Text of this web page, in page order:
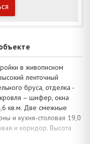
в живописном
ленточный
бруса, отделка -
– шифер, окна
кв.м. Две смежные
и кухня-столовая 19,0
и коридор. Высота